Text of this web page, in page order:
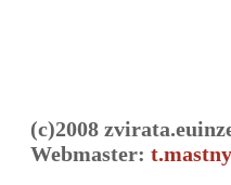
(c)2008
Webmaster: